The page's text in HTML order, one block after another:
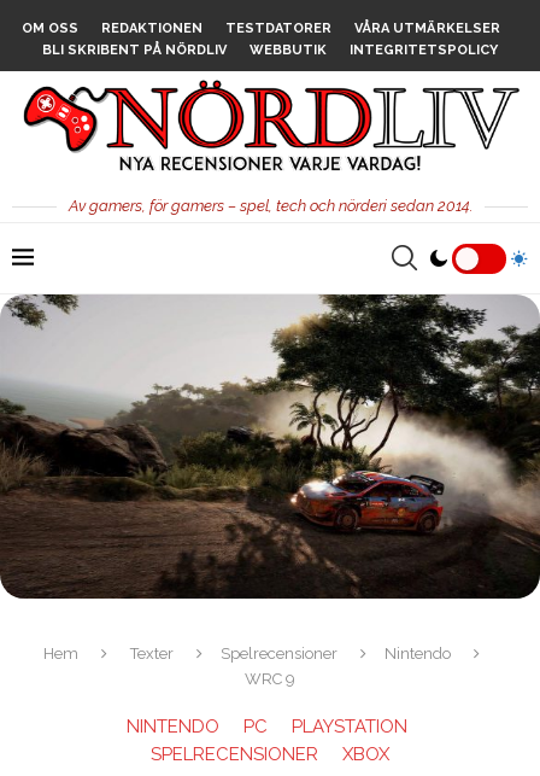
OM OSS REDAKTIONEN TESTDATORER
VÅRA UTMÄRKELSER
BLI SKRIBENT PÅ NÖRDLIV
WEBBUTIK INTEGRITETSPOLICY
Av gamers, för gamers – spel, tech och nörderi sedan 2014.
Hem Texter Spelrecensioner
Nintendo
WRC 9
NINTENDO PC
PLAYSTATION
SPELRECENSIONER
XBOX